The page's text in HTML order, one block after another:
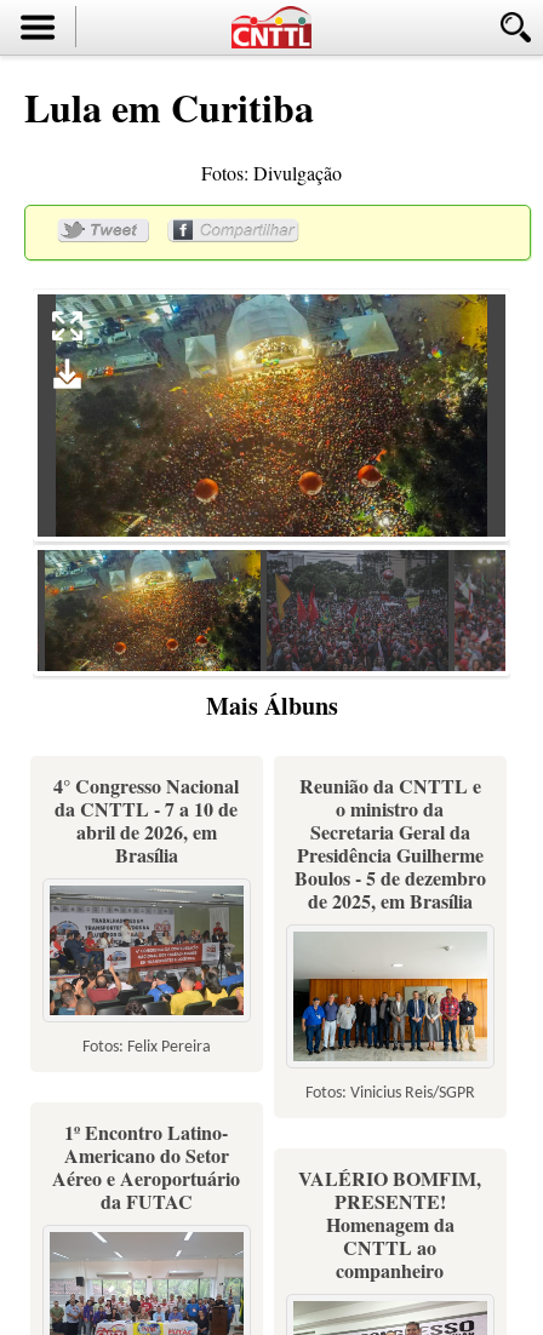
Lula em Curitiba
Fotos: Divulgação
Mais Álbuns
4° Congresso Nacional
da CNTTL - 7 a 10 de
abril de 2026, em
Brasília
Fotos: Felix Pereira
Reunião da CNTTL e
o ministro da
Secretaria Geral da
Presidência Guilherme
Boulos - 5 de dezembro
de 2025, em Brasília
Fotos: Vinicius Reis/SGPR
1º Encontro Latino-
Americano do Setor
Aéreo e Aeroportuário
da FUTAC
VALÉRIO BOMFIM,
PRESENTE!
Homenagem da
CNTTL ao
companheiro